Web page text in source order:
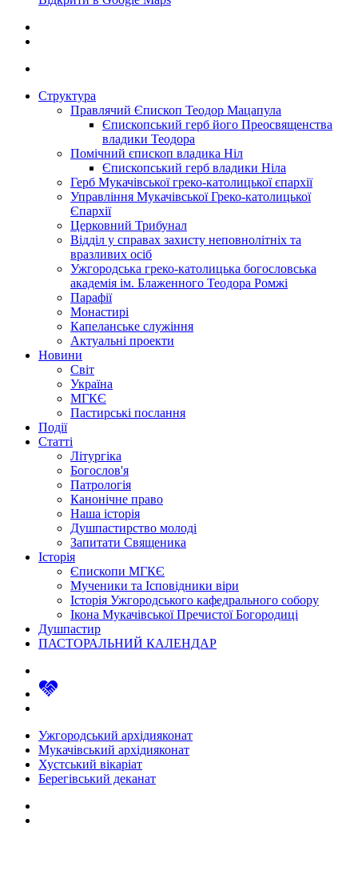
Структура
Правлячий Єпископ Теодор Мацапула
Єпископський герб його Преосвященства
владики Теодора
Помічний єпископ владика Ніл
Єпископський герб владики Ніла
Герб Мукачівської греко-католицької єпархії
Управління Мукачівської Греко-католицької
Єпархії
Церковний Трибунал
Відділ у справах захисту неповнолітніх та
вразливих осіб
Ужгородська греко-католицька богословська
академія ім. Блаженного Теодора Ромжі
Парафії
Монастирі
Капеланське служіння
Актуальні проекти
Новини
Світ
Україна
МГКЄ
Пастирські послання
Події
Статті
Літургіка
Богослов'я
Патрологія
Канонічне право
Наша історія
Душпастирство молоді
Запитати Священика
Історія
Єпископи МГКЄ
Мученики та Ісповідники віри
Історія Ужгородського кафедрального собору
Ікона Мукачівської Пречистої Богородиці
Душпастир
ПАСТОРАЛЬНИЙ КАЛЕНДАР
Ужгородський архідияконат
Мукачівський архідияконат
Хустський вікаріат
Берегівський деканат